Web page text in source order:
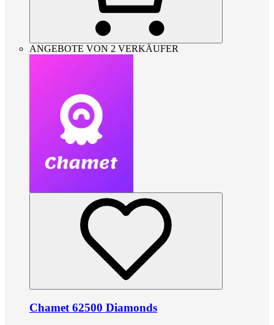
ANGEBOTE VON 2 VERKÄUFER
Chamet 62500 Diamonds